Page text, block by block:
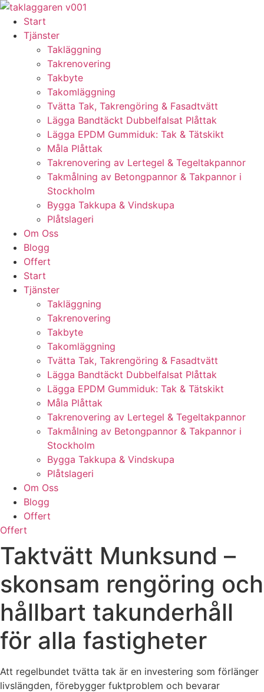
Skip
content
Start
Tjänster
Takläggning
Takrenovering
Takbyte
Takomläggning
Tvätta Tak, Takrengöring & Fasadtvätt
Lägga Bandtäckt Dubbelfalsat Plåttak
Lägga EPDM Gummiduk: Tak & Tätskikt
Måla Plåttak
Takrenovering av Lertegel & Tegeltakpannor
Takmålning av Betongpannor & Takpannor i
Stockholm
Bygga Takkupa & Vindskupa
Plåtslageri
Om Oss
Blogg
Offert
Start
Tjänster
Takläggning
Takrenovering
Takbyte
Takomläggning
Tvätta Tak, Takrengöring & Fasadtvätt
Lägga Bandtäckt Dubbelfalsat Plåttak
Lägga EPDM Gummiduk: Tak & Tätskikt
Måla Plåttak
Takrenovering av Lertegel & Tegeltakpannor
Takmålning av Betongpannor & Takpannor i
Stockholm
Bygga Takkupa & Vindskupa
Plåtslageri
Om Oss
Blogg
Offert
Offert
Taktvätt Munksund –
skonsam rengöring och
hållbart takunderhåll
för alla fastigheter
Att regelbundet tvätta tak är en investering som förlänger
livslängden, förebygger fuktproblem och bevarar